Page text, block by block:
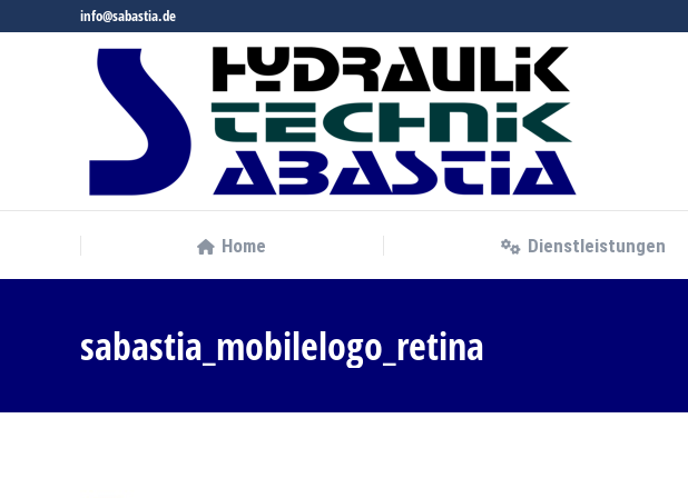
info@sabastia.de
Home Dienstleistungen
sabastia_mobilelogo_retina
Home Dienstleistungen